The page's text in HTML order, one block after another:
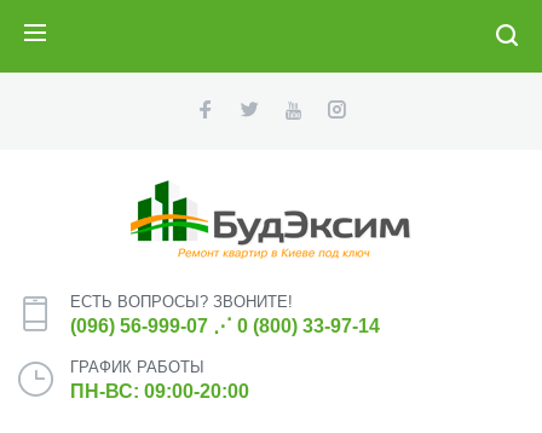
ЕСТЬ ВОПРОСЫ? ЗВОНИТЕ!
(096) 56-999-07 ⋰ 0 (800) 33-97-14
ГРАФИК РАБОТЫ
ПН-ВС: 09:00-20:00